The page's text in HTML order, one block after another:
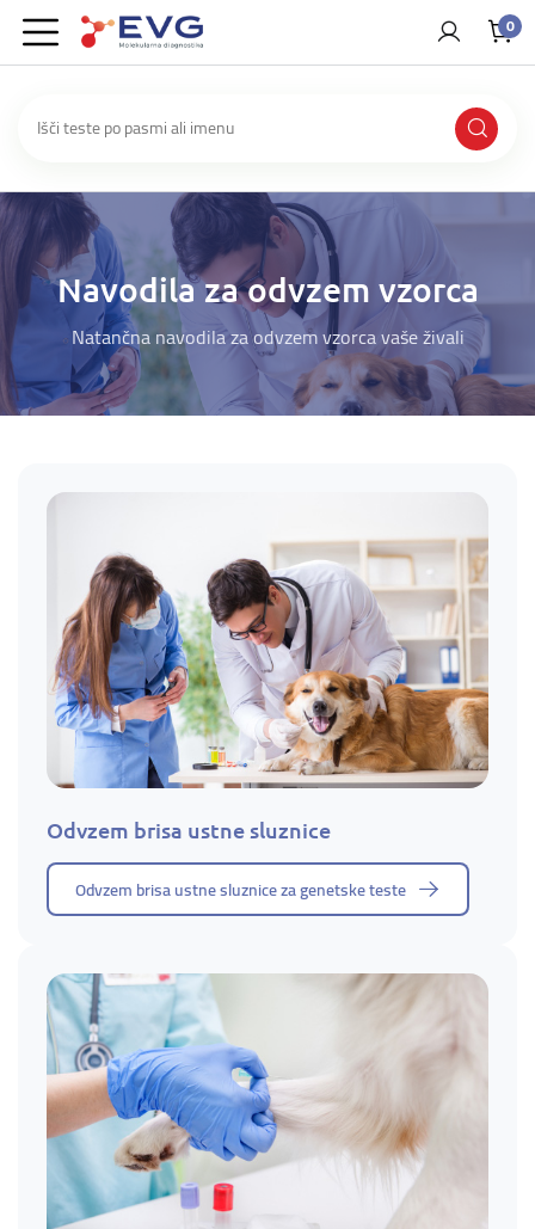
0
Navodila za odvzem vzorca
Natančna navodila za odvzem vzorca vaše živali
Odvzem brisa ustne sluznice
Odvzem brisa ustne sluznice za genetske teste